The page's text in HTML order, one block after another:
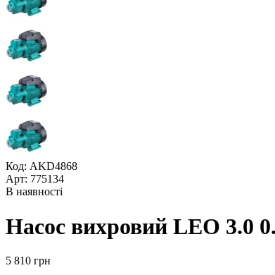
Код: AKD4868
Арт: 775134
В наявності
Насос вихровий LEO 3.0
5 810 грн